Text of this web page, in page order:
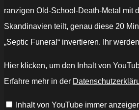
ranzigen Old-School-Death-Metal mit
Skandinavien teilt, genau diese 20
„Septic Funeral“ invertieren. Ihr
„COFFIN
MULCH
Black
Caligari
Hier klicken, um den Inhalt von
Erfahre mehr in der
Inhalt von YouTube immer